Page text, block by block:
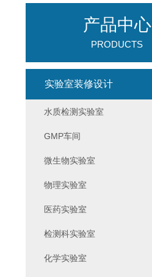
产品中心
PRODUCTS
实验室装修设计
水质检测实验室
GMP车间
微生物实验室
物理实验室
医药实验室
检测科实验室
化学实验室